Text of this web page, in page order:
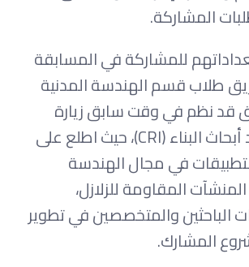
المشاركة.
للمشاركة في المسابقة
طلاب قسم الهندسة المدنية
قد نظم في وقت سابق زيارة
علمية إلى معهد أبحاث البناء (CRI)، حيث اطلع على
في مجال الهندسة
المقاومة للزلازل،
الباحثين والمتخصصين في تطوير
المشارك.